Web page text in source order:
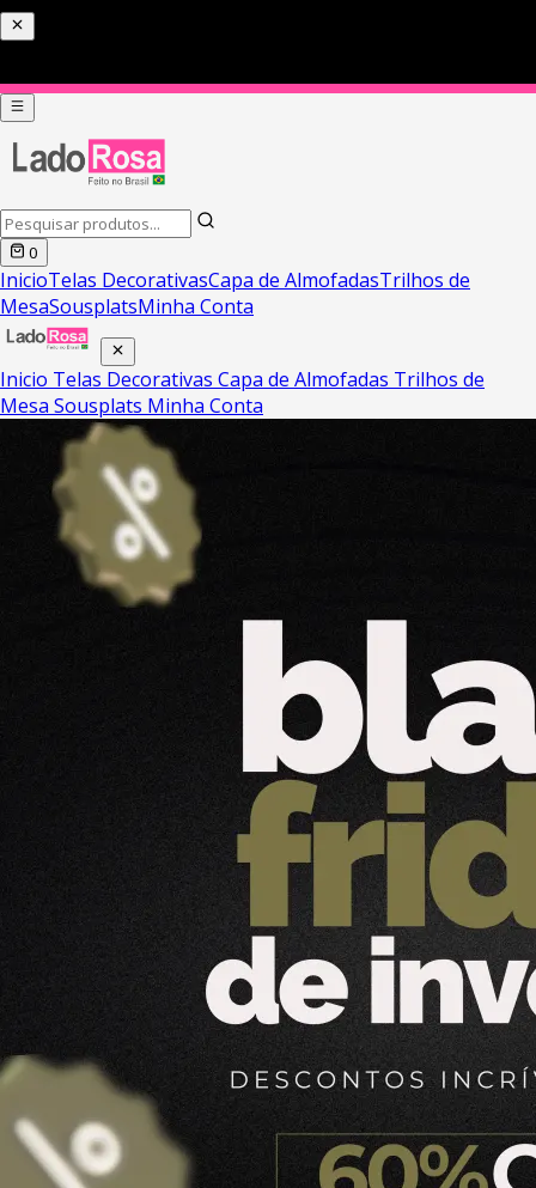
0
InicioTelas DecorativasCapa de AlmofadasTrilhos de
MesaSousplatsMinha Conta
Inicio Telas Decorativas Capa de Almofadas Trilhos de
Mesa Sousplats Minha Conta